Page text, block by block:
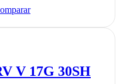
V 17G 30SH